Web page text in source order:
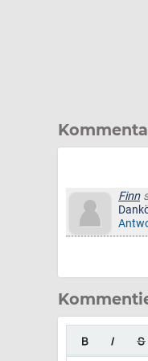
Finn